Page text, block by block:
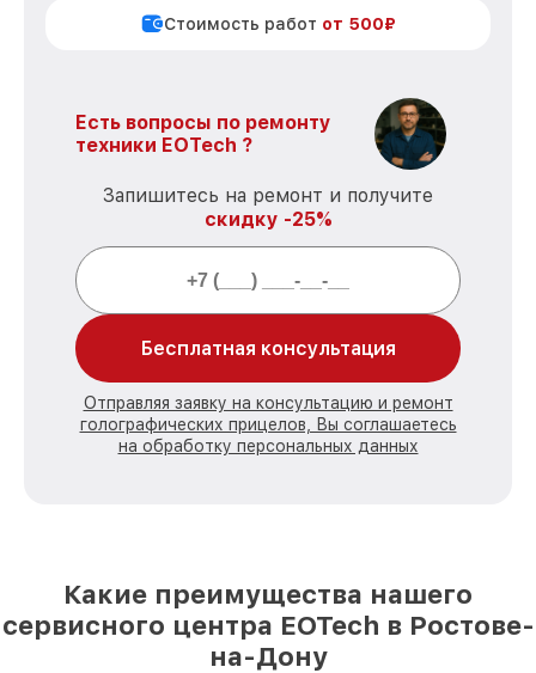
Стоимость работ от 500₽
Есть вопросы по ремонту
техники EOTech ?
Запишитесь на ремонт и получите
скидку -25%
Бесплатная консультация
Отправляя заявку на консультацию и ремонт
голографических прицелов, Вы соглашаетесь
на обработку персональных данных
Какие преимущества нашего
сервисного центра EOTech в Ростове-
на-Дону